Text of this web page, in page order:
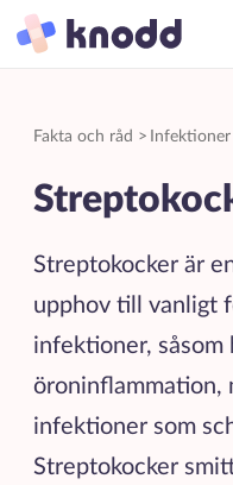
Fakta och råd > Infektioner
Streptokocker är
upphov till vanligt
infektioner, såsom
öroninflammation,
infektioner som
Streptokocker